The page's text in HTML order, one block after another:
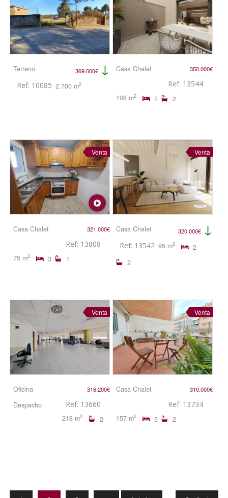
Terreno 369.000€ ↓
Ref: 10085 2.700 m2
Casa Chalet 350.000€
Ref: 13544
108 m2 2 2
Venta
Casa Chalet 321.000€
Ref: 13808
75 m2 3 1
Venta
Casa Chalet 320.000€ ↓
Ref: 13542 95 m2
2
2
Venta
Oficina
Despacho
316.200€
Ref: 13660
218 m2 2
Venta
Casa Chalet 310.000€
Ref: 13734
157 m2 5 2